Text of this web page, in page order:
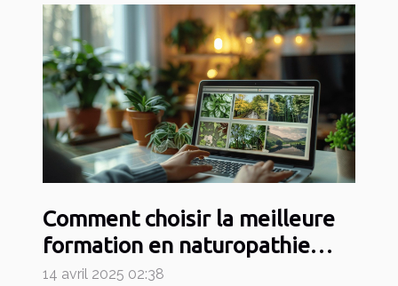
Comment choisir la meilleure
formation en naturopathie
pour votre carrière
14 avril 2025 02:38